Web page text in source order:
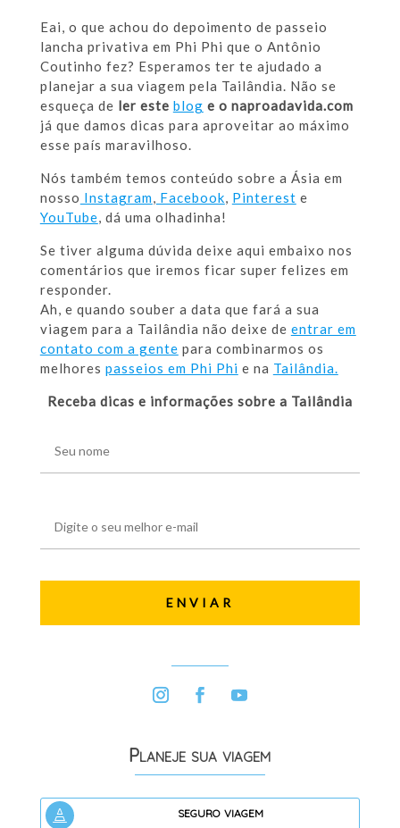
Eai, o que achou do depoimento de passeio
lancha privativa em Phi Phi que o Antônio
Coutinho fez? Esperamos ter te ajudado a
planejar a sua viagem pela Tailândia. Não se
esqueça de ler este blog e o naproadavida.com
já que damos dicas para aproveitar ao máximo
esse país maravilhoso.
Nós também temos conteúdo sobre a Ásia em
nosso Instagram, Facebook, Pinterest e
YouTube, dá uma olhadinha!
Se tiver alguma dúvida deixe aqui embaixo nos
comentários que iremos ficar super felizes em
responder.
Ah, e quando souber a data que fará a sua
viagem para a Tailândia não deixe de entrar em
contato com a gente para combinarmos os
melhores passeios em Phi Phi e na Tailândia.
Receba dicas e informações sobre a Tailândia
Planeje sua viagem
 seguro viagem